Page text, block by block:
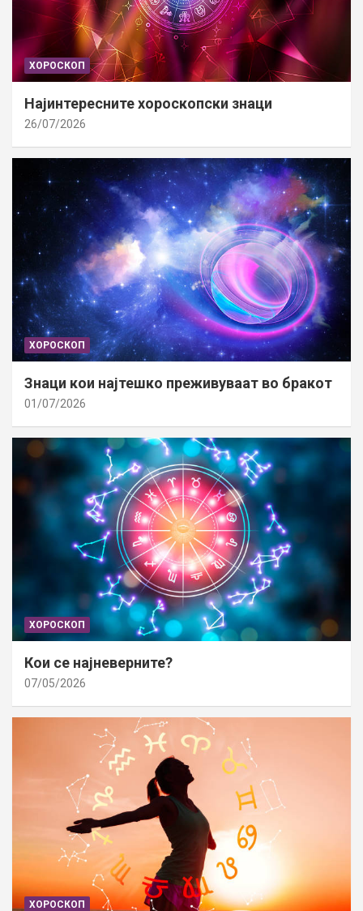
ХОРОСКОП
Најинтересните хороскопски знаци
26/07/2026
ХОРОСКОП
Знаци кои најтешко преживуваат во бракот
01/07/2026
ХОРОСКОП
Кои се најневерните?
07/05/2026
ХОРОСКОП